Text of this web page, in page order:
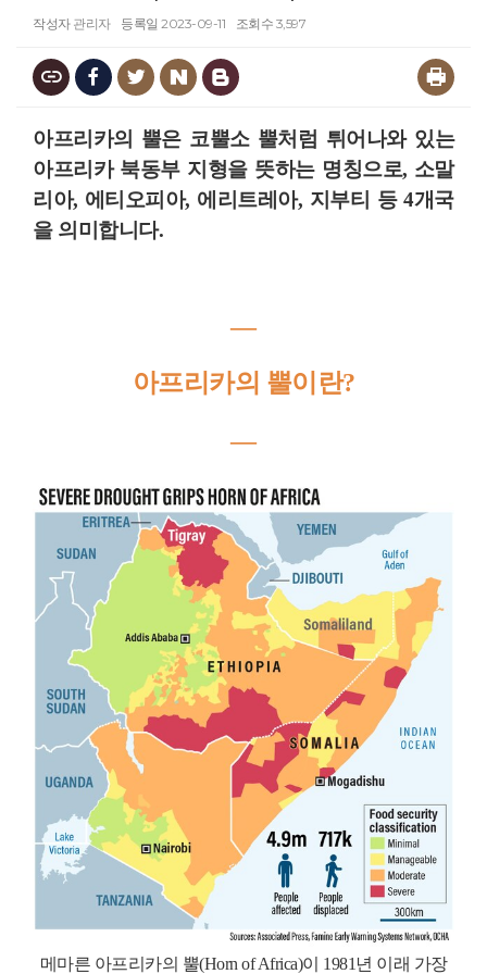
작성자 관리자 등록일 2023-09-11 조회수 3,597
아프리카의 뿔은 코뿔소 뿔처럼 튀어나와 있는
아프리카 북동부 지형을 뜻하는 명칭으로, 소말
리아, 에티오피아, 에리트레아, 지부티 등 4개국
을 의미합니다.
―
아프리카의 뿔이란?
―
메마른 아프리카의 뿔(Horn of Africa)이 1981년 이래 가장